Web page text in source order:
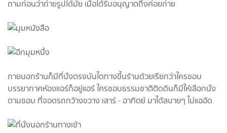
ถามก่อนว่าถ่ายรูปได้มั้ย เมื่อได้รับอนุญาตถึงค่อยถ่าย
ภายนอกร้านก็มีที่นั่งตรงบันไดทางขึ้นร้านด้วยเรียกว่าใครชอบ
บรรยากาศห้องแอร์ก็อยู่แอร์ ใครชอบธรรมชาติติดดินก็มีให้เลือกนั่ง
ตามชอบ ที่จอดรถกว้างขวาง เสาร์ - อาทิตย์ มาได้สบายๆ ไม่แออัด